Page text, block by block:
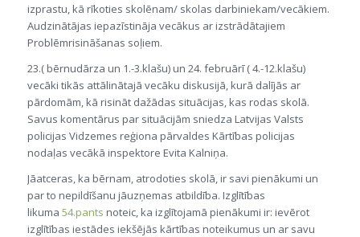
izprastu, kā rīkoties skolēnam/ skolas darbiniekam/vecākiem.
Audzinātājas iepazīstināja vecākus ar izstrādātajiem
Problēmrisināšanas soļiem.
23.( bērnudārza un 1.-3.klašu) un 24. februārī ( 4.-12.klašu)
vecāki tikās attālinātajā vecāku diskusijā, kurā dalījās ar
pārdomām, kā risināt dažādas situācijas, kas rodas skolā.
Savus komentārus par situācijām sniedza Latvijas Valsts
policijas Vidzemes reģiona pārvaldes Kārtības policijas
nodaļas vecākā inspektore Evita Kalniņa.
Jāatceras, ka bērnam, atrodoties skolā, ir savi pienākumi un
par to nepildīšanu jāuzņemas atbildība. Izglītības
likuma 54.pants noteic, ka izglītojamā pienākumi ir: ievērot
izglītības iestādes iekšējās kārtības noteikumus un ar savu